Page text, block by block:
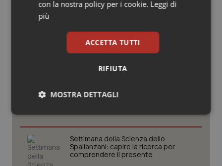
Ulcera & Reflusso
© Riproduzione riservata
Potrebbe interessarti in
Settimana della Scienza dello
Spallanzani: capire la ricerca per
comprendere il presente
con la nostra policy per i cookie. Leggi di
più
ACCETTA TUTTI
RIFIUTA
MOSTRA DETTAGLI
Necessari Statistici Marketing